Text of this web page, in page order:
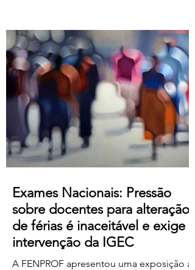
50 € para os restantes; Aumento do
subsídio de refeição para os 5,50€;
Crédito de horas sindicais para
delegadas/os alargado para as 8 horas
mensais. Este acordo produz efeitos
retroativos a janeiro de 2026, embora ai
Exames Nacionais: Pressão
sobre docentes para alteração
de férias é inaceitável e exige
intervenção da IGEC
A FENPROF apresentou uma exposição à